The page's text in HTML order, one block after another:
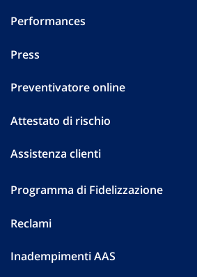
Performances
Press
Preventivatore online
Attestato di rischio
Assistenza clienti
Programma di Fidelizzazione
Reclami
Inadempimenti AAS